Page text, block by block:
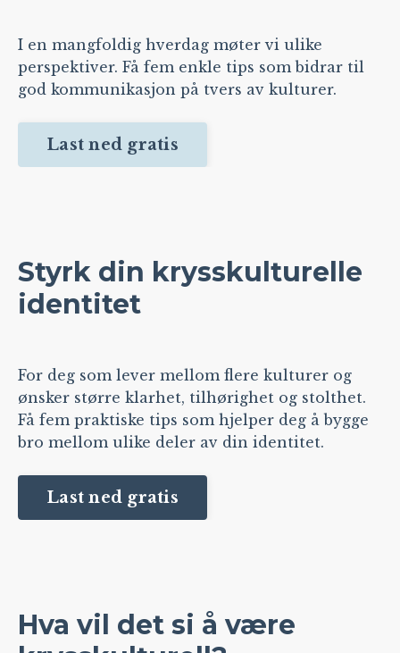
I en mangfoldig hverdag møter vi ulike
perspektiver. Få fem enkle tips som bidrar til
god kommunikasjon på tvers av kulturer.
Last ned gratis
Styrk din krysskulturelle
identitet
For deg som lever mellom flere kulturer og
ønsker større klarhet, tilhørighet og stolthet.
Få fem praktiske tips som hjelper deg å bygge
bro mellom ulike deler av din identitet.
Last ned gratis
Hva vil det si å være